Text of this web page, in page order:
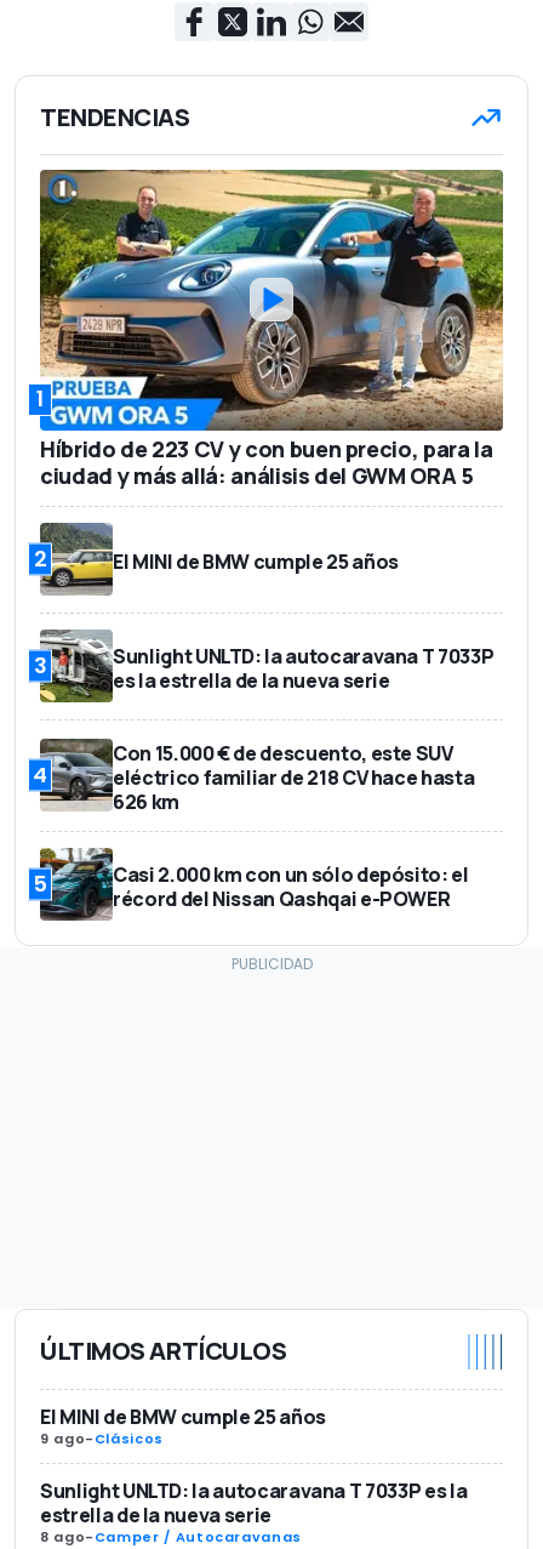
TENDENCIAS
1
Híbrido de 223 CV y con buen precio, para la
ciudad y más allá: análisis del GWM ORA 5
2 El MINI de BMW cumple 25 años
3
Sunlight UNLTD: la autocaravana T 7033P
es la estrella de la nueva serie
4
Con 15.000 € de descuento, este SUV
eléctrico familiar de 218 CV hace hasta
626 km
5
Casi 2.000 km con un sólo depósito: el
récord del Nissan Qashqai e-POWER
ÚLTIMOS ARTÍCULOS
El MINI de BMW cumple 25 años
9 ago-Clásicos
Sunlight UNLTD: la autocaravana T 7033P es la
estrella de la nueva serie
8 ago-Camper / Autocaravanas